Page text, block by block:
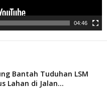
04:46
Bantah Tuduhan LSM
Lahan di Jalan...